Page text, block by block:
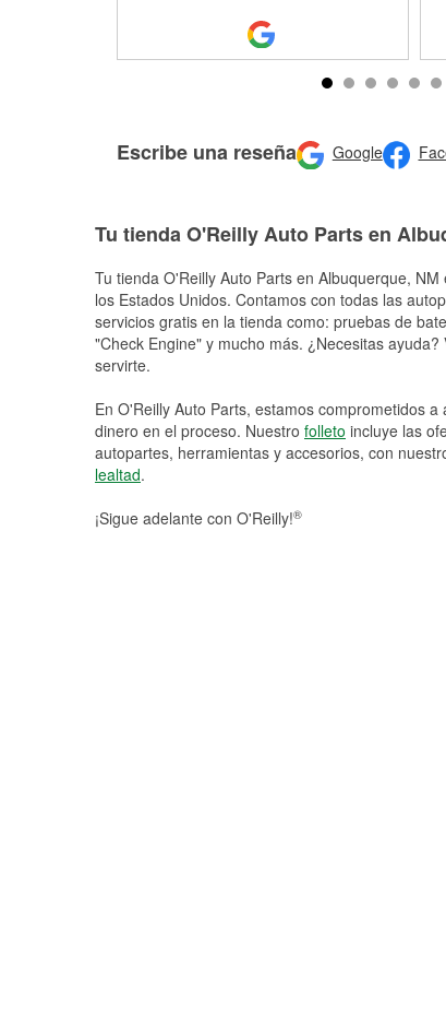
Escribe una reseña Google
Tu tienda O'Reilly Auto Parts en
Tu tienda O'Reilly Auto Parts en Albuquerque, NM
los Estados Unidos. Contamos con todas las
servicios gratis en la tienda como: pruebas de
"Check Engine" y mucho más. ¿Necesitas
servirte.
En O'Reilly Auto Parts, estamos comprometidos
dinero en el proceso. Nuestro folleto incluye las
autopartes, herramientas y accesorios, con
lealtad.
¡Sigue adelante con O'Reilly!®